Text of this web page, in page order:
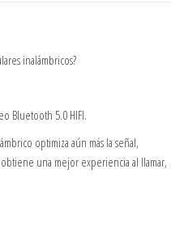
inalámbricos?
Bluetooth 5.0 HIFI.
optimiza aún más la señal,
una mejor experiencia al llamar,